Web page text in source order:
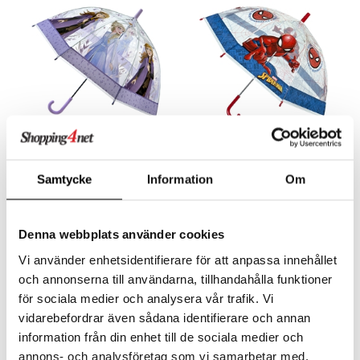
Samtycke Information Om
Denna webbplats använder cookies
Vi använder enhetsidentifierare för att anpassa innehållet
och annonserna till användarna, tillhandahålla funktioner
för sociala medier och analysera vår trafik. Vi
vidarebefordrar även sådana identifierare och annan
information från din enhet till de sociala medier och
annons- och analysföretag som vi samarbetar med.
Läpinäkyvä
DISNEY FROZEN
Läpinäkyvä
SPIDERMAN